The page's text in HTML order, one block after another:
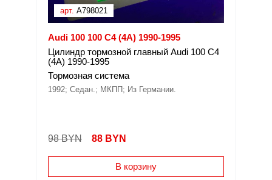
арт. A798021
Audi 100 100 C4 (4A) 1990-1995
Цилиндр тормозной главный Audi 100 C4
(4A) 1990-1995
Тормозная система
1992; Седан.; МКПП; Из Германии.
98 BYN 88 BYN
В корзину